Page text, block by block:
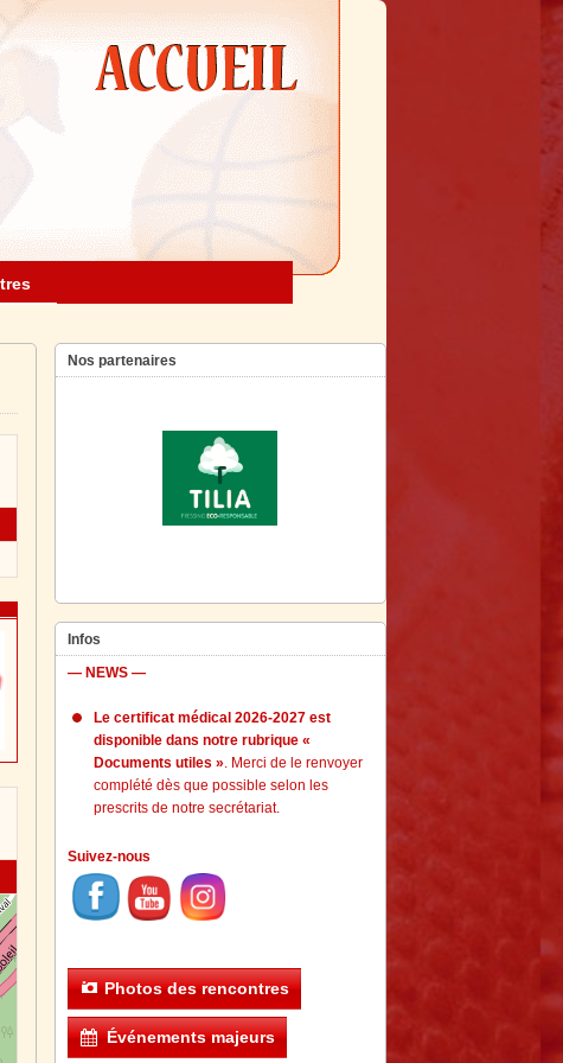
Nos partenaires
Infos
— NEWS —
Le certificat médical 2026-2027 est
disponible dans notre rubrique «
Documents utiles ». Merci de le renvoyer
complété dès que possible selon les
prescrits de notre secrétariat.
Suivez-nous
Photos des rencontres
Événements majeurs